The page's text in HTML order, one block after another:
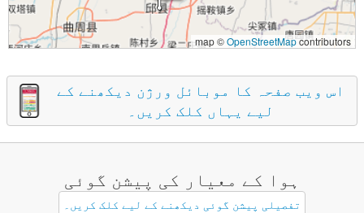
map ©OpenStreetMapcontributors
اس ویب صفحہ کا موبائل ورژن دیکھنے کے
لیے یہاں کلک کریں۔
ہوا کے معیار کی پیشن گوئی
تفصیلی پیشن گوئی دیکھنے کے لیے کلک کریں۔